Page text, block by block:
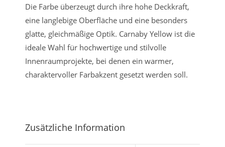
Die Farbe überzeugt durch ihre hohe Deckkraft,
eine langlebige Oberfläche und eine besonders
glatte, gleichmäßige Optik. Carnaby Yellow ist die
ideale Wahl für hochwertige und stilvolle
Innenraumprojekte, bei denen ein warmer,
charaktervoller Farbakzent gesetzt werden soll.
Zusätzliche Information